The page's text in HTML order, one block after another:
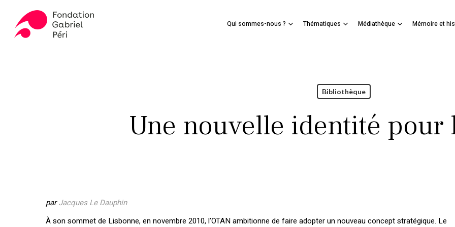
main
Qui sommes-nous ? Thématiques Médiathèque Mémoire et
Panier
Bibliothèque
Une nouvelle identité pour
parJacques Le Dauphin
À son sommet de Lisbonne, en novembre 2010, l’OTAN ambitionne de faire adopter un nouveau concept stratégique. Le